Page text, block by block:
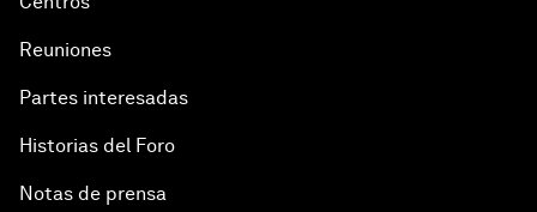
Reuniones
Partes interesadas
Historias del Foro
Notas de prensa